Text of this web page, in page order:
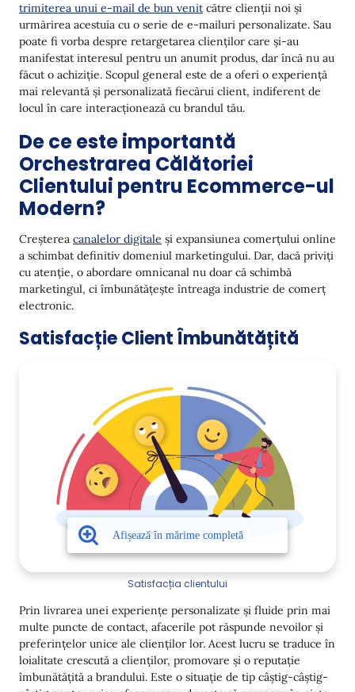
1. Definește Călătoria Clientului Tău
2. Colectează și Integrează Datele Clienților
3. Segmentează-ți Audiența
4. Identifică Punctele Dolore
5. Creează Experiențe Personalizate
6. Optimizează și Măsoară
Orchestrarea Călătoriei Clienților: 7 Metrii Esențiali
de Urmărit
Rata de Conversie
Satisfacția Clienților
Rata de Retenție a Clienților
Timpul până la Rezolvare
Valoarea pe Viață a Clientului (CLV)
Exemple și Studii de Caz de Orchestrare a Călătoriei
Clienților pe Canale Multiple
Retail
Ospitalitate
Bancare
Sănătate
Concluzie
trimiterea unui e-mail de bun venit către clienții noi și
urmărirea acestuia cu o serie de e-mailuri personalizate. Sau
poate fi vorba despre retargetarea clienților care și-au
manifestat interesul pentru un anumit produs, dar încă nu au
făcut o achiziție. Scopul general este de a oferi o experiență
mai relevantă și personalizată fiecărui client, indiferent de
locul în care interacționează cu brandul tău.
De ce este importantă
Orchestrarea Călătoriei
Clientului pentru Ecommerce-ul
Modern?
Creșterea canalelor digitale și expansiunea comerțului online
a schimbat definitiv domeniul marketingului. Dar, dacă priviți
cu atenție, o abordare omnicanal nu doar că schimbă
marketingul, ci îmbunătățește întreaga industrie de comerț
electronic.
Satisfacție Client Îmbunătățită
Satisfacția clientului
Prin livrarea unei experiențe personalizate și fluide prin mai
multe puncte de contact, afacerile pot răspunde nevoilor și
preferințelor unice ale clienților lor. Acest lucru se traduce în
loialitate crescută a clienților, promovare și o reputație
îmbunătățită a brandului. Este o situație de tip câștig-câștig-